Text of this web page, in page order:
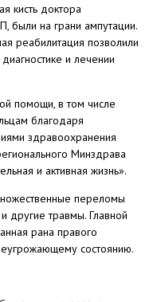
кисть доктора
были на грани ампутации.
реабилитация позволили
и лечении
помощи, в том числе
благодаря
здравоохранения
Минздрава
и активная жизнь».
переломы
другие травмы. Главной
рана правого
состоянию.